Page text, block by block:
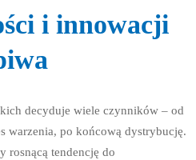
i innowacji
decyduje wiele czynników – od
warzenia, po końcową dystrybucję.
rosnącą tendencję do